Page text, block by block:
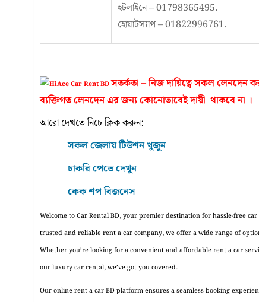
হটলাইনে – 01798365495.
হোয়াটস্যাপ – 01822996761.
সতর্কতা – নিজ দায়িত্বে সকল
ব্যক্তিগত লেনদেন এর জন্য কোনোভাবেই দায়ী থাকবে না ।
আরো দেখতে নিচে ক্লিক করুন:
সকল জেলায় টিউশন খুজুন
চাকরি পেতে দেখুন
কেক শপ বিজনেস
Welcome to Car Rental BD, your premier destination for hassle-free
trusted and reliable rent a car company, we offer a wide range of
Whether you’re looking for a convenient and affordable rent a car
our luxury car rental, we’ve got you covered.
Our online rent a car BD platform ensures a seamless booking